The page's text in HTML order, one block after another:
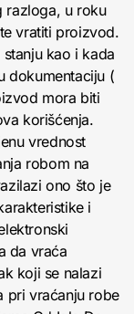
razloga, u roku
vratiti proizvod.
kao i kada
dokumentaciju (
mora biti
korišćenja.
vrednost
robom na
ono što je
i
da vraća
koji se nalazi
pri vraćanju robe